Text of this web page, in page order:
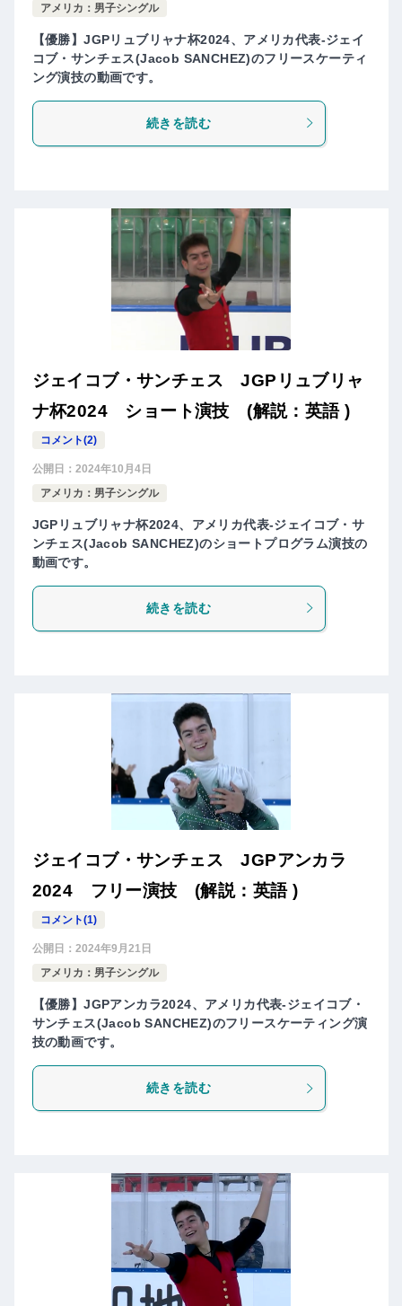
アメリカ：男子シングル
【優勝】JGPリュブリャナ杯2024、アメリカ代表-ジェイ
コブ・サンチェス(Jacob SANCHEZ)のフリースケーティ
ング演技の動画です。
続きを読む
ジェイコブ・サンチェス JGPリュブリャ
ナ杯2024 ショート演技 (解説：英語 )
コメント(2)
公開日： 2024年10月4日
アメリカ：男子シングル
JGPリュブリャナ杯2024、アメリカ代表-ジェイコブ・サ
ンチェス(Jacob SANCHEZ)のショートプログラム演技の
動画です。
続きを読む
ジェイコブ・サンチェス JGPアンカラ
2024 フリー演技 (解説：英語 )
コメント(1)
公開日： 2024年9月21日
アメリカ：男子シングル
【優勝】JGPアンカラ2024、アメリカ代表-ジェイコブ・
サンチェス(Jacob SANCHEZ)のフリースケーティング演
技の動画です。
続きを読む